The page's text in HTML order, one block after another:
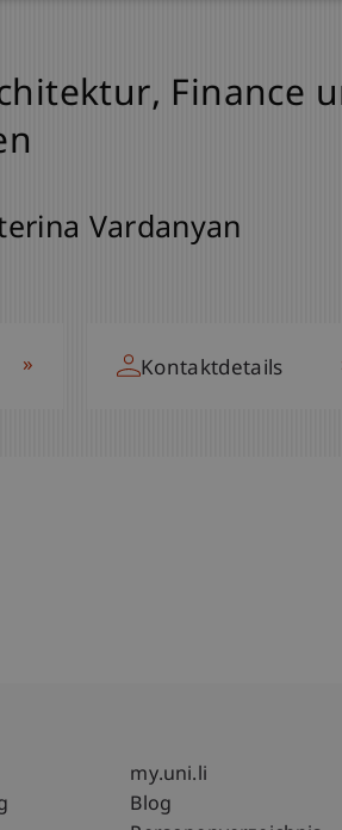
Finance
Vardanyan
» Kontaktdetails
Hinweise
Fußzeile
my.uni.li
Blog